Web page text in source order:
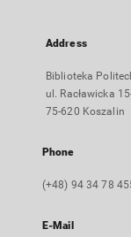
Address
Biblioteka
ul. Racławicka
75-620 Koszalin
Phone
(+48) 94 34 78
E-Mail